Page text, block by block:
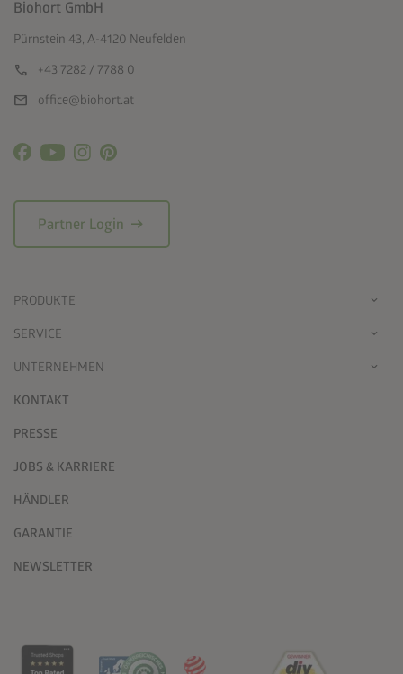
Biohort GmbH
Pürnstein 43, A-4120 Neufelden
call +43 7282 / 7788 0
mail office@biohort.at
Partner Login arrow_right_alt
PRODUKTE
SERVICE
UNTERNEHMEN
KONTAKT
PRESSE
JOBS & KARRIERE
HÄNDLER
GARANTIE
NEWSLETTER